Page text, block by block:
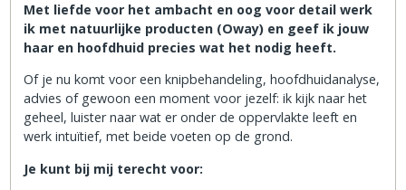
Met liefde voor het ambacht en oog voor detail werk
ik met natuurlijke producten (Oway) en geef ik jouw
haar en hoofdhuid precies wat het nodig heeft.
Of je nu komt voor een knipbehandeling, hoofdhuidanalyse,
advies of gewoon een moment voor jezelf: ik kijk naar het
geheel, luister naar wat er onder de oppervlakte leeft en
werk intuïtief, met beide voeten op de grond.
Je kunt bij mij terecht voor: